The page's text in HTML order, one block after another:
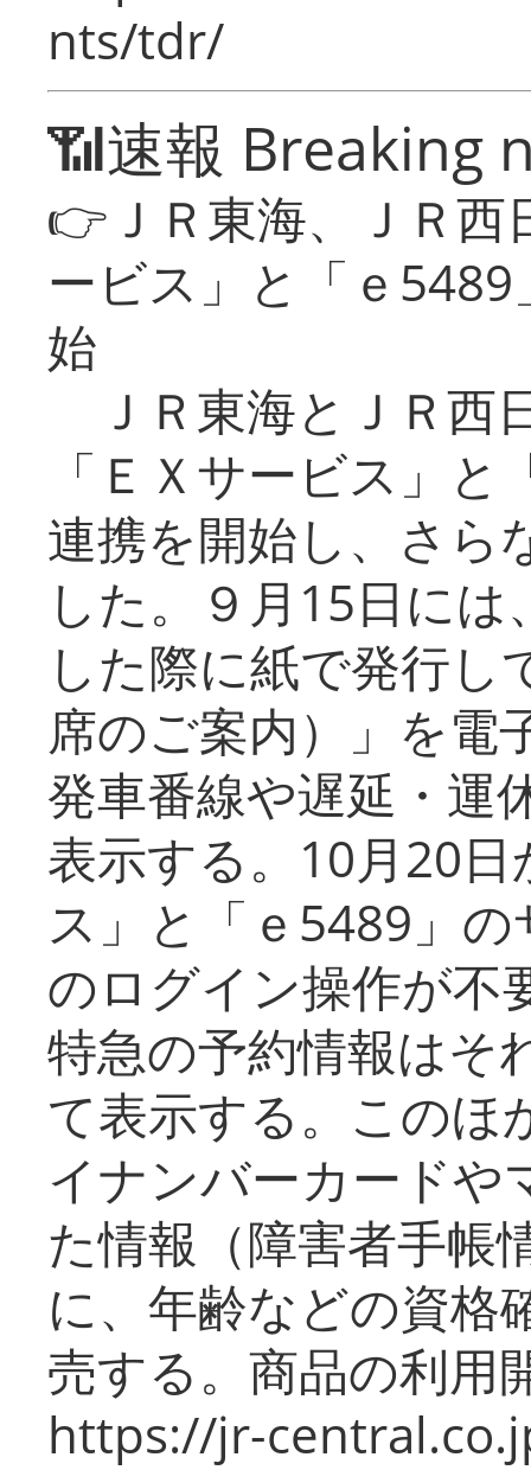
nts/tdr/
📶速報 Breaking
👉ＪＲ東海、ＪＲ
ービス」と「ｅ
始
ＪＲ東海とＪＲ西
「ＥＸサービス」
連携を開始し、さら
した。９月15日に
した際に紙で発行し
席のご案内）」を電
発車番線や遅延・運
表示する。10月20
ス」と「ｅ5489」
のログイン操作が不
特急の予約情報はそ
て表示する。このほ
イナンバーカードや
た情報（障害者手帳
に、年齢などの資格
売する。商品の利用
https://jr-